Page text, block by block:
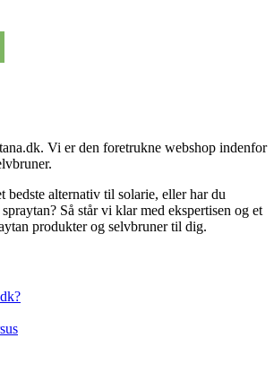
Vi er den foretrukne webshop indenfor
bedste alternativ til solarie, eller har du
Så står vi klar med ekspertisen og et
produkter og selvbruner til dig.